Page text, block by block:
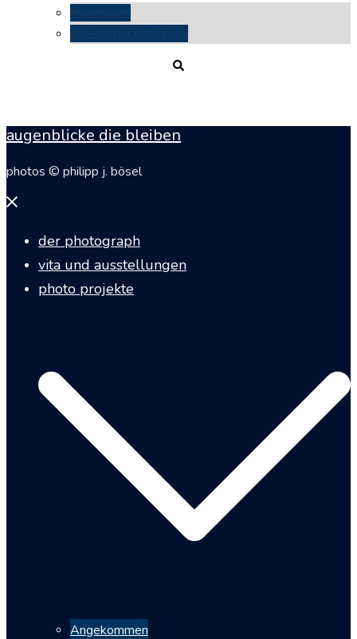
impressum
datenschutzerklärung
augenblicke die bleiben
photos © philipp j. bösel
Menü
der photograph
vita und ausstellungen
photo projekte
Angekommen